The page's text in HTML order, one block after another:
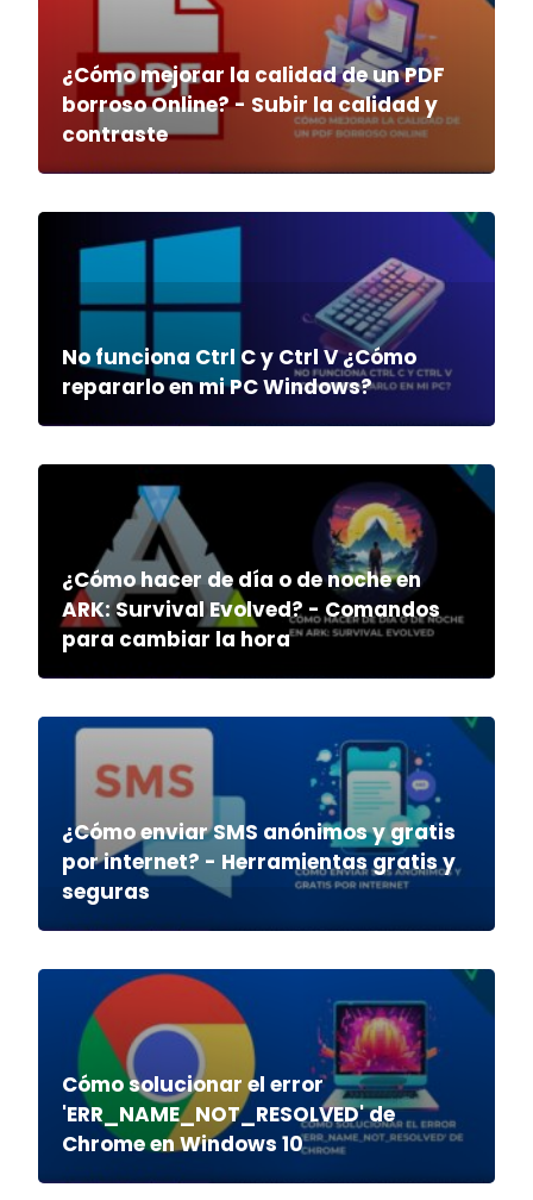
¿Cómo mejorar la calidad de un PDF
borroso Online? - Subir la calidad y
contraste
No funciona Ctrl C y Ctrl V ¿Cómo
repararlo en mi PC Windows?
¿Cómo hacer de día o de noche en
ARK: Survival Evolved? - Comandos
para cambiar la hora
¿Cómo enviar SMS anónimos y gratis
por internet? - Herramientas gratis y
seguras
Cómo solucionar el error
'ERR_NAME_NOT_RESOLVED' de
Chrome en Windows 10